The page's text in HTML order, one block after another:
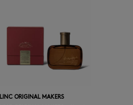
LINC ORIGINAL MAKERS